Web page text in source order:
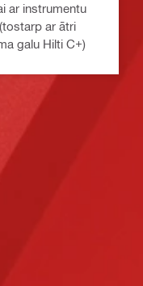
ar instrumentu
ar ātri
galu Hilti C+)